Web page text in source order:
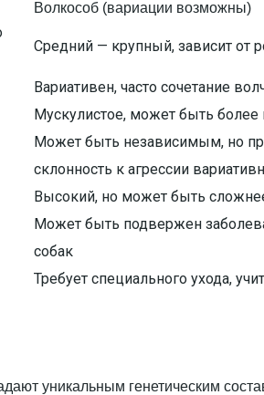
Волкособ (вариации возможны)
Средний — крупный, зависит от
Вариативен, часто сочетание
Мускулистое, может быть
Может быть независимым, но
склонность к агрессии
Высокий, но может быть
Может быть подвержен
собак
Требует специального ухода,
уникальным генетическим